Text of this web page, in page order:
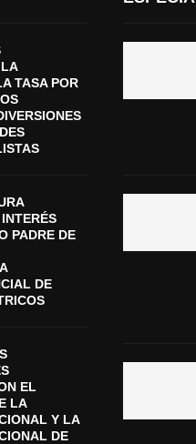
TASA POR
PADRE DE
DE
EL
LA
Y LA
DE